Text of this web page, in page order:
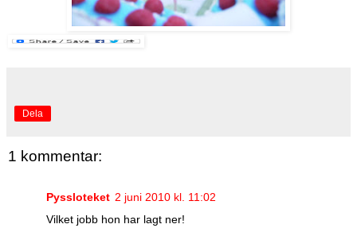
Dela
1 kommentar:
Pyssloteket 2 juni 2010 kl. 11:02
Vilket jobb hon har lagt ner!